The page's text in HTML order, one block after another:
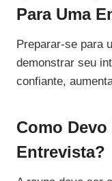
Para Uma
Preparar-se para
demonstrar seu
confiante,
Como Devo
Entrevista?